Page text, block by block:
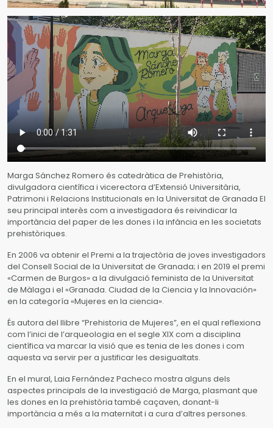
Marga Sánchez Romero és catedràtica de Prehistòria,
divulgadora científica i vicerectora d’Extensió Universitària,
Patrimoni i Relacions Institucionals en la Universitat de Granada El
seu principal interès com a investigadora és reivindicar la
importància del paper de les dones i la infància en les societats
prehistòriques.
En 2006 va obtenir el Premi a la trajectòria de joves investigadors
del Consell Social de la Universitat de Granada; i en 2019 el premi
«Carmen de Burgos» a la divulgació feminista de la Universitat
de Màlaga i el «Granada. Ciudad de la Ciencia y la Innovación»
en la categoría «Mujeres en la ciencia».
És autora del llibre “Prehistoria de Mujeres”, en el qual reflexiona
com l’inici de l’arqueologia en el segle XIX com a disciplina
científica va marcar la visió que es tenia de les dones i com
aquesta va servir per a justificar les desigualtats.
En el mural, Laia Fernández Pacheco mostra alguns dels
aspectes principals de la investigació de Marga, plasmant que
les dones en la prehistòria també caçaven, donant-li
importància a més a la maternitat i a cura d’altres persones.